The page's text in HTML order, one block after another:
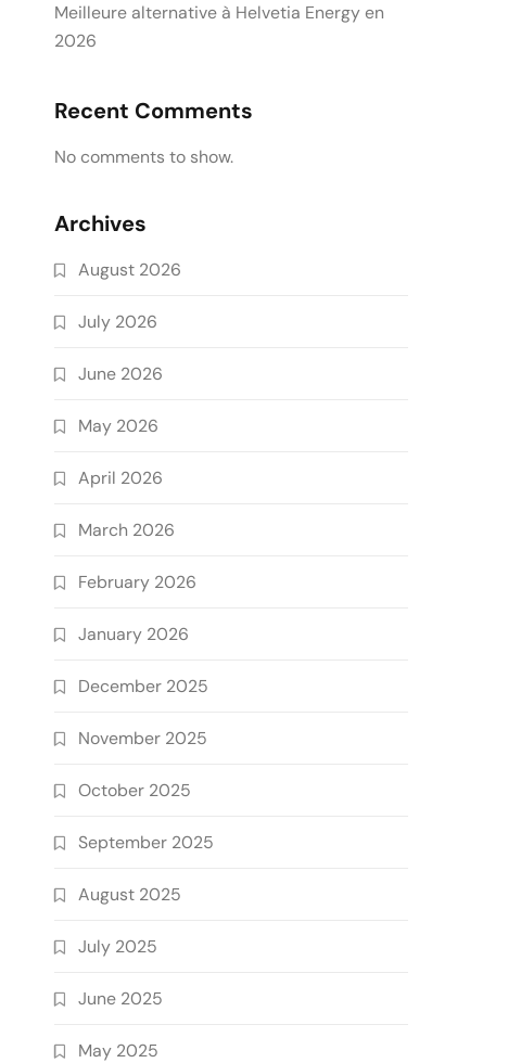
Meilleure alternative à Helvetia Energy en
2026
Recent Comments
No comments to show.
Archives
August 2026
July 2026
June 2026
May 2026
April 2026
March 2026
February 2026
January 2026
December 2025
November 2025
October 2025
September 2025
August 2025
July 2025
June 2025
May 2025